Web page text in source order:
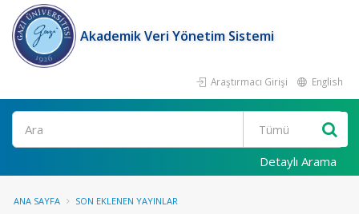
Akademik Veri Yönetim Sistemi
Araştırmacı Girişi English
Ara
Detaylı Arama
ANA SAYFA SON EKLENEN YAYINLAR